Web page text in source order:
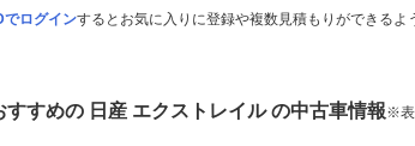
ログインするとお気に入りに登録や複数見積もりができるよ
すすめの 日産 エクストレイル の中古車情報※表